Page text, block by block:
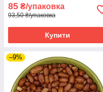
85 ₴/упаковка
93,50 ₴/упаковка
Купити
–9%